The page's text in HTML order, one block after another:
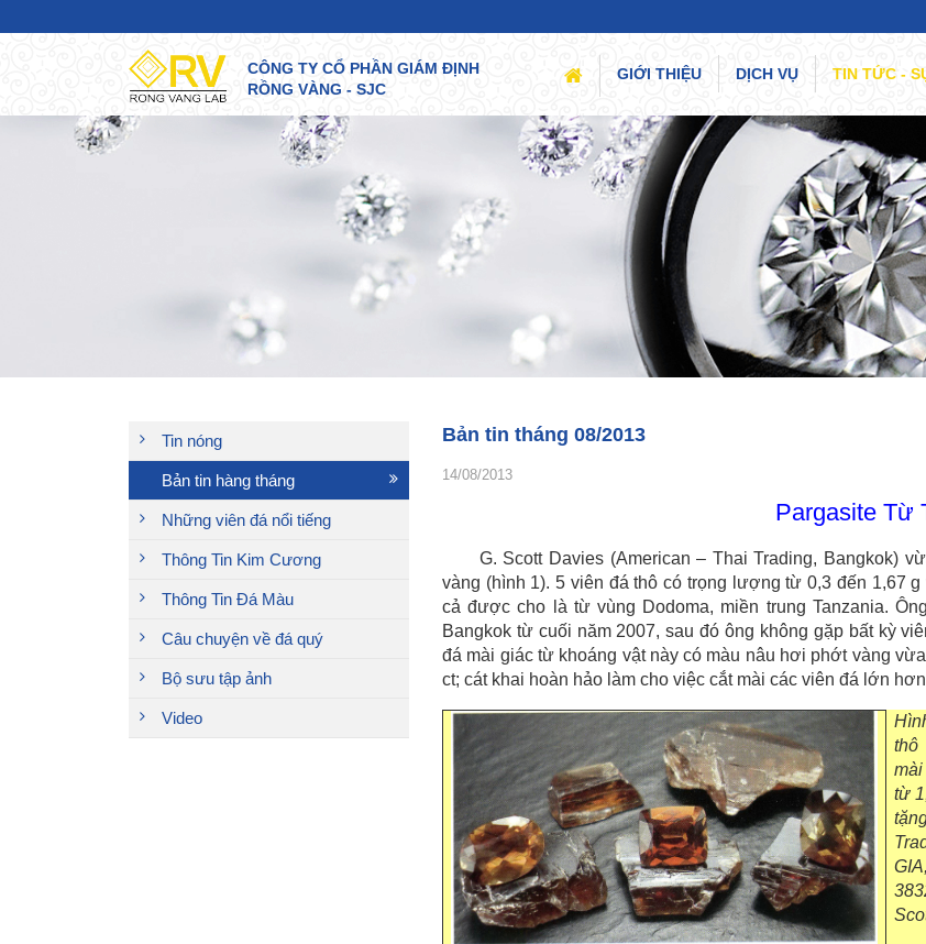
CÔNG TY CỔ PHẦN GIÁM ĐỊNH
RỒNG VÀNG - SJC
(CURRENT)
GIỚI THIỆU DỊCH VỤ TIN TỨC -
Tin nóng
Bản tin hàng tháng
Những viên đá nổi tiếng
Thông Tin Kim Cương
Thông Tin Đá Màu
Câu chuyện về đá quý
Bộ sưu tập ảnh
Video
Bản tin tháng 08/2013
14/08/2013
Pargasite Từ
G. Scott Davies (American – Thai Trading, Bangkok)
vàng (hình 1). 5 viên đá thô có trọng lượng từ 0,3 đến 1,67
cả được cho là từ vùng Dodoma, miền trung Tanzania.
Bangkok từ cuối năm 2007, sau đó ông không gặp bất kỳ
đá mài giác từ khoáng vật này có màu nâu hơi phớt vàng
ct; cát khai hoàn hảo làm cho việc cắt mài các viên đá lớn
thô
từ